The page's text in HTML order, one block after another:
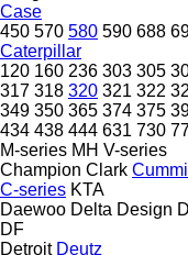
Case
450 570 580 590 688
Caterpillar
120 160 236 303 305
317 318 320 321 322
349 350 365 374 375
434 438 444 631 730
M-series MH V-series
Champion Clark
C-series KTA
Daewoo Delta Design
DF
Detroit Deutz